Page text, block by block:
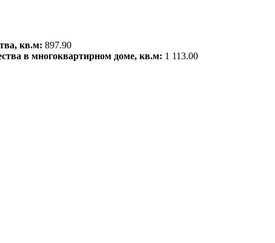
кв.м: 897.90
в многоквартирном доме, кв.м: 1 113.00